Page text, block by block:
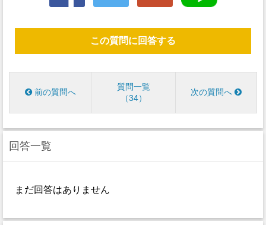
この質問に回答する
前の質問へ
質問一覧
34
次の質問へ
回答一覧
まだ回答はありません